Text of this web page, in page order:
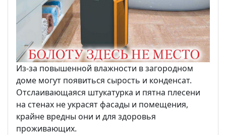
Из-за повышенной влажности в загородном
доме могут появиться сырость и конденсат.
Отслаивающаяся штукатурка и пятна плесени
на стенах не украсят фасады и помещения,
крайне вредны они и для здоровья
проживающих.